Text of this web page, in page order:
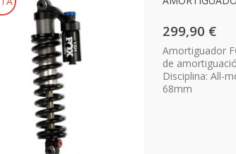
299,90 €
Amortiguador
de
Disciplina: All-
68mm